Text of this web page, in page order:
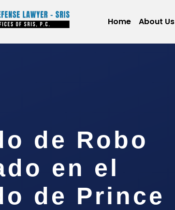
Home About Us
de Robo
en el
de Prince